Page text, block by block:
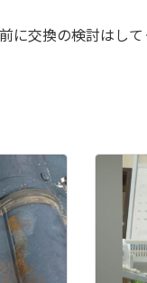
交換の検討はして